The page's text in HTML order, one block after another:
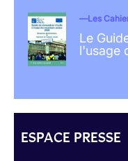
Les
Le
l'usage
ESPACE PRESSE